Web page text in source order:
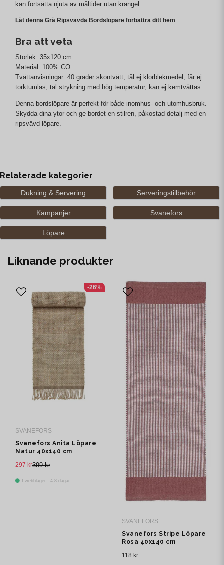
kan fortsätta njuta av måltider utan krångel.
Låt denna Grå Ripsvävda Bordslöpare förbättra ditt hem
Bra att veta
Storlek: 35x120 cm
Material: 100% CO
Tvättanvisningar: 40 grader skontvätt, tål ej klorblekmedel, får ej
torktumlas, tål strykning med hög temperatur, kan ej kemtvättas.
Denna bordslöpare är perfekt för både inomhus- och utomhusbruk.
Skydda dina ytor och ge bordet en stilren, påkostad detalj med en
ripsvävd löpare.
Relaterade kategorier
Dukning & Servering Serveringstillbehör
Kampanjer Svanefors
Löpare
Liknande produkter
SVANEFORS
Svanefors Anita Löpare
Natur 40x140 cm
399 kr
297 kr
I webblager - 4-8 dagar
-26%
SVANEFORS
Svanefors Stripe Löpare
Rosa 40x140 cm
118 kr